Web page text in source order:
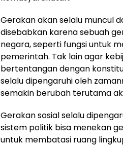
Gerakan akan selalu muncul
disebabkan karena sebuah
negara, seperti fungsi untuk
pemerintah. Tak lain agar
bertentangan dengan
selalu dipengaruhi oleh
semakin berubah terutama
Gerakan sosial selalu
sistem politik bisa menekan
untuk membatasi ruang